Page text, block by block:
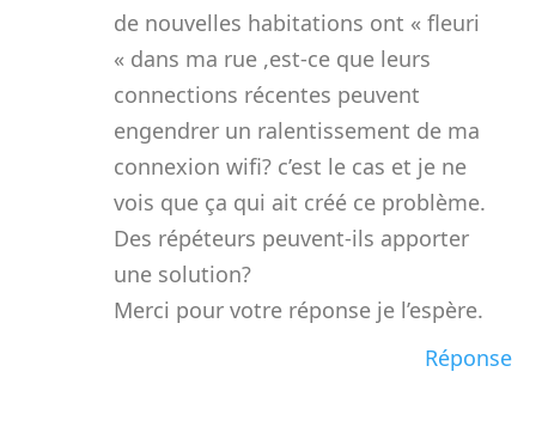
de nouvelles habitations ont « fleuri
« dans ma rue ,est-ce que leurs
connections récentes peuvent
engendrer un ralentissement de ma
connexion wifi? c’est le cas et je ne
vois que ça qui ait créé ce problème.
Des répéteurs peuvent-ils apporter
une solution?
Merci pour votre réponse je l’espère.
Réponse